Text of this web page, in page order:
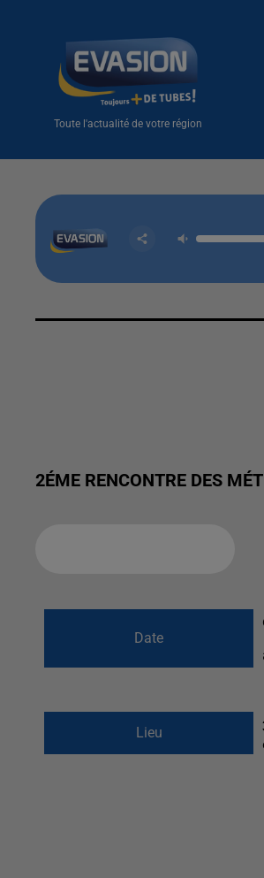
Toute l'actualité de votre région
2ÉME RENCONTRE DES
Date
Lieu